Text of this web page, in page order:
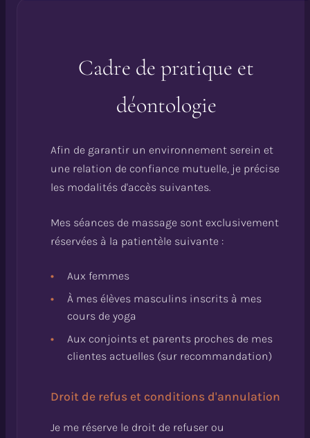
Cadre de pratique et
déontologie
Afin de garantir un environnement serein et
une relation de confiance mutuelle, je précise
les modalités d'accès suivantes.
Mes séances de massage sont exclusivement
réservées à la patientèle suivante :
Aux femmes
À mes élèves masculins inscrits à mes
cours de yoga
Aux conjoints et parents proches de mes
clientes actuelles (sur recommandation)
Droit de refus et conditions d'annulation
Je me réserve le droit de refuser ou